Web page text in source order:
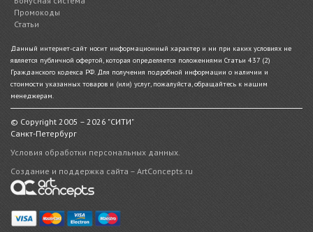
Промокоды
Статьи
Данный интернет-сайт носит информационный характер и ни при каких условиях не
является публичной офертой, которая определяется положениями Статьи 437 (2)
Гражданского кодекса РФ. Для получения подробной информации о наличии и
стоимости указанных товаров и (или) услуг, пожалуйста, обращайтесь к нашим
менеджерам.
© Copyright 2005 – 2026 "СИТИ"
Санкт-Петербург
Условия обработки персональных данных.
Создание и поддержка сайта – ArtConcepts.ru